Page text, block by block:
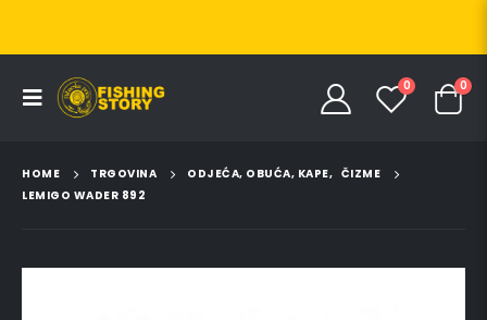
0 0
HOME TRGOVINA ODJEĆA, OBUĆA, KAPE, ČIZME
LEMIGO WADER 892